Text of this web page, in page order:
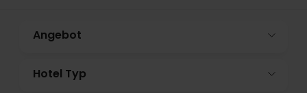
Angebot
Hotel Typ